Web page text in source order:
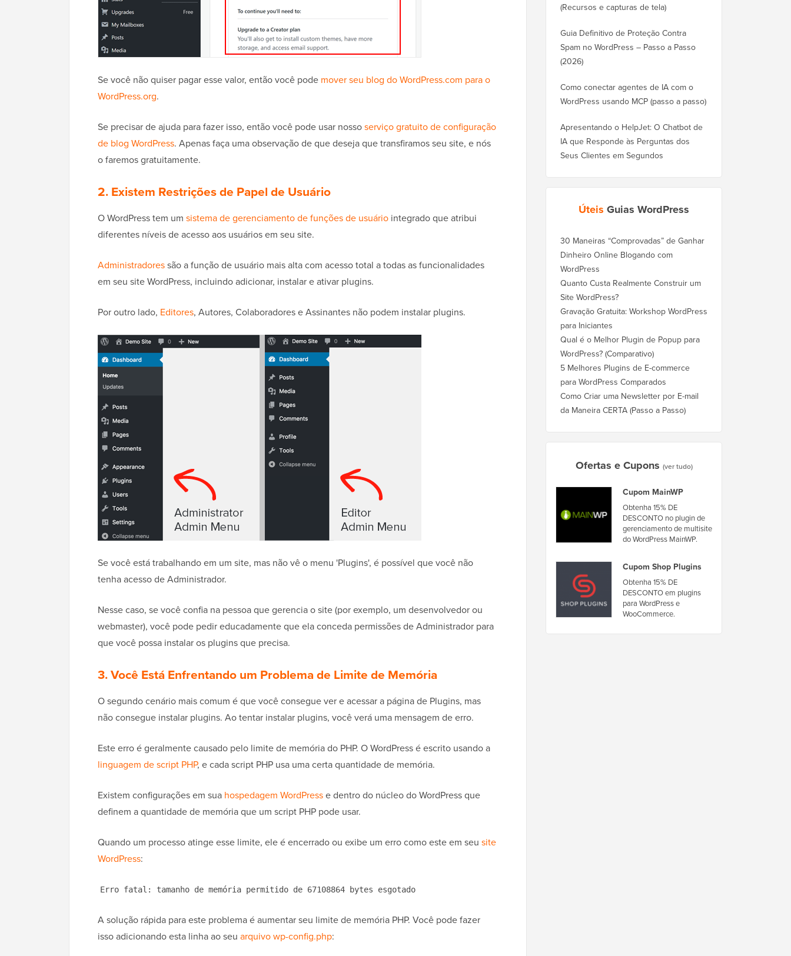
Se você não quiser pagar esse valor, então você pode mover seu blog do WordPress.com para o
WordPress.org.
Se precisar de ajuda para fazer isso, então você pode usar nossoserviço gratuito de configuração
de blog WordPress. Apenas faça uma observação de que deseja que transfiramos seu site, e nós
o faremos gratuitamente.
2. Existem Restrições de Papel de Usuário
O WordPress tem um sistema de gerenciamento de funções de usuário integrado que atribui
diferentes níveis de acesso aos usuários em seu site.
Administradoressão a função de usuário mais alta com acesso total a todas as funcionalidades
em seu site WordPress, incluindo adicionar, instalar e ativar plugins.
Por outro lado, Editores, Autores, Colaboradores e Assinantes não podem instalar plugins.
Se você está trabalhando em um site, mas não vê o menu 'Plugins', é possível que você não
tenha acesso de Administrador.
Nesse caso, se você confia na pessoa que gerencia o site (por exemplo, um desenvolvedor ou
webmaster), você pode pedir educadamente que ela conceda permissões de Administrador para
que você possa instalar os plugins que precisa.
3. Você Está Enfrentando um Problema de Limite de Memória
O segundo cenário mais comum é que você consegue ver e acessar a página de Plugins, mas
não consegue instalar plugins. Ao tentar instalar plugins, você verá uma mensagem de erro.
Este erro é geralmente causado pelo limite de memória do PHP. O WordPress é escrito usando a
linguagem de script PHP, e cada script PHP usa uma certa quantidade de memória.
Existem configurações em sua hospedagem WordPresse dentro do núcleo do WordPress que
definem a quantidade de memória que um script PHP pode usar.
Quando um processo atinge esse limite, ele é encerrado ou exibe um erro como este em seu site
WordPress:
Erro fatal: tamanho de memória permitido de 67108864 bytes esgotado
A solução rápida para este problema é aumentar seu limite de memória PHP. Você pode fazer
isso adicionando esta linha ao seu arquivo wp-config.php:
(Recursos e capturas de tela)
Guia Definitivo de Proteção Contra
Spam no WordPress – Passo a Passo
(2026)
Como conectar agentes de IA com o
WordPress usando MCP (passo a passo)
Apresentando o HelpJet: O Chatbot de
IA que Responde às Perguntas dos
Seus Clientes em Segundos
Úteis Guias WordPress
30 Maneiras “Comprovadas” de Ganhar
Dinheiro Online Blogando com
WordPress
Quanto Custa Realmente Construir um
Site WordPress?
Gravação Gratuita: Workshop WordPress
para Iniciantes
Qual é o Melhor Plugin de Popup para
WordPress? (Comparativo)
5 Melhores Plugins de E-commerce
para WordPress Comparados
Como Criar uma Newsletter por E-mail
da Maneira CERTA (Passo a Passo)
Ofertas e Cupons (ver tudo)
Cupom MainWP
Obtenha 15% DE
DESCONTO no plugin de
gerenciamento de multisite
do WordPress MainWP.
Cupom Shop Plugins
Obtenha 15% DE
DESCONTO em plugins
para WordPress e
WooCommerce.